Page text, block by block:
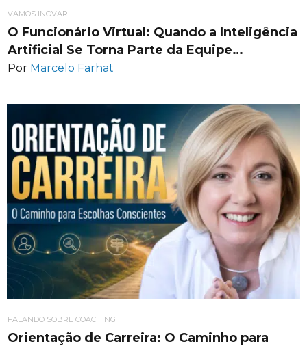
VAMOS INOVAR!
O Funcionário Virtual: Quando a Inteligência
Artificial Se Torna Parte da Equipe…
Por Marcelo Farhat
FALANDO SOBRE COACHING
Orientação de Carreira: O Caminho para